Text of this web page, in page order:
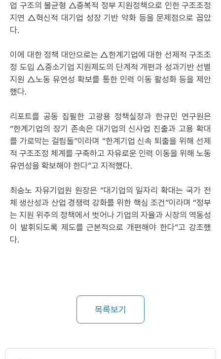
업 구조의 불균형 △중복적 정부 지원정책으로 인한 구조조정
지연 △혁신적 대기업 성장 기반 약화 등을 문제점으로 꼽았
다.
이에 대한 정책 대안으로는 △한계기업에 대한 선제적 구조조
정 도입 △중소기업 지원제도의 단계적 개편과 성과기반 선별
지원 △노동 유연성 확보를 통한 인력 이동 활성화 등을 제안
했다.
리포트를 공동 집필한 고광용 정책실장과 한규민 연구원은
“한계기업의 장기 존속은 대기업의 신사업 진출과 고용 확대
를 가로막는 걸림돌”이라며 “한계기업 신속 퇴출을 위해 선제
적 구조조정 체계를 구축하고 자유로운 인력 이동을 위해 노동
유연성을 확보해야 한다”고 지적했다.
최승노 자유기업원 원장은 “대기업의 일자리 확대는 국가 전
체 생산성과 산업 경쟁력 강화를 위한 핵심 조건”이라며 “정부
는 지원 위주의 정책에서 벗어나 기업의 자율과 시장의 역동성
이 발휘되도록 제도를 근본적으로 개편해야 한다”고 강조했
다.
목록보기